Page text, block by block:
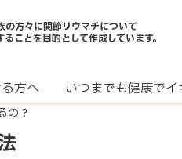
方々に関節リウマチについて
ことを目的として作成しています。
方へ いつまでも健康で
の？